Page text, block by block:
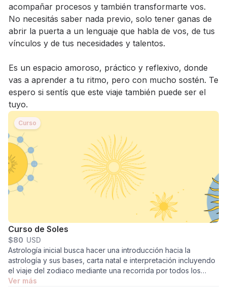
acompañar procesos y también transformarte vos.
No necesitás saber nada previo, solo tener ganas de
abrir la puerta a un lenguaje que habla de vos, de tus
vínculos y de tus necesidades y talentos.
Es un espacio amoroso, práctico y reflexivo, donde
vas a aprender a tu ritmo, pero con mucho sostén. Te
espero si sentís que este viaje también puede ser el
tuyo.
Curso
Curso de Soles
$80 USD
Astrología inicial busca hacer una introducción hacia la
astrología y sus bases, carta natal e interpretación incluyendo
el viaje del zodiaco mediante una recorrida por todos los
elementos, signos, casas, lunas y ascendentes. ¿Lo mejor de
Ver más